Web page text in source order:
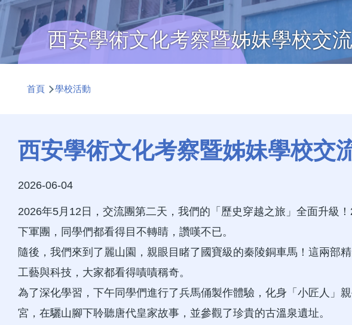
西安學術文化考察暨姊妹學校交
航
結
首頁 學校活動
西安學術文化考察暨姊妹學校交
2026-06-04
2026年5月12日，交流團第二天，我們的「歷史穿越之旅」全面升級
下軍團，同學們都看得目不轉睛，讚嘆不已。
隨後，我們來到了麗山園，親眼目睹了國寶級的秦陵銅車馬！這兩部
工藝與科技，大家都看得嘖嘖稱奇。
為了深化學習，下午同學們進行了兵馬俑製作體驗，化身「小匠人」
宮，在驪山腳下聆聽唐代皇家故事，並參觀了珍貴的古溫泉遺址。